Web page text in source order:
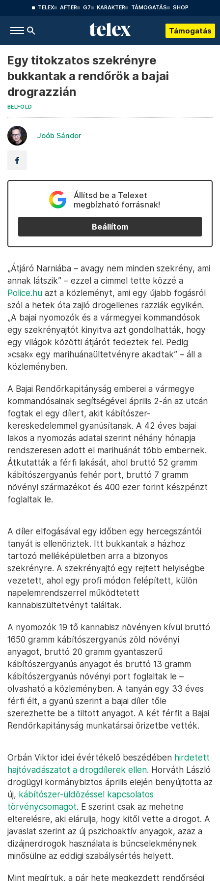
TELEX AFTER G7 KARAKTER TÁMOGATÁS SHOP
Támogatás
Egy titokzatos szekrényre
bukkantak a rendőrök a bajai
drograzzián
BELFÖLD
Joób Sándor
Állítsd be a Telexet
megbízható forrásnak!
Beállítom
„Átjáró Narniába – avagy nem minden szekrény, ami
annak látszik” – ezzel a címmel tette közzé a
Police.hu azt a közleményt, ami egy újabb fogásról
szól a hetek óta zajló drogellenes razziák egyikén.
„A bajai nyomozók és a vármegyei kommandósok
egy szekrényajtót kinyitva azt gondolhatták, hogy
egy világok közötti átjárót fedeztek fel. Pedig
»csak« egy marihuánaültetvényre akadtak” – áll a
közleményben.
A Bajai Rendőrkapitányság emberei a vármegye
kommandósainak segítségével április 2-án az utcán
fogtak el egy dílert, akit kábítószer-
kereskedelemmel gyanúsítanak. A 42 éves bajai
lakos a nyomozás adatai szerint néhány hónapja
rendszeresen adott el marihuánát több embernek.
Átkutatták a férfi lakását, ahol bruttó 52 gramm
kábítószergyanús fehér port, bruttó 7 gramm
növényi származékot és 400 ezer forint készpénzt
foglaltak le.
A díler elfogásával egy időben egy hercegszántói
tanyát is ellenőriztek. Itt bukkantak a házhoz
tartozó melléképületben arra a bizonyos
szekrényre. A szekrényajtó egy rejtett helyiségbe
vezetett, ahol egy profi módon felépített, külön
napelemrendszerrel működtetett
kannabiszültetvényt találtak.
A nyomozók 19 tő kannabisz növényen kívül bruttó
1650 gramm kábítószergyanús zöld növényi
anyagot, bruttó 20 gramm gyantaszerű
kábítószergyanús anyagot és bruttó 13 gramm
kábítószergyanús növényi port foglaltak le –
olvasható a közleményben. A tanyán egy 33 éves
férfi élt, a gyanú szerint a bajai díler tőle
szerezhette be a tiltott anyagot. A két férfit a Bajai
Rendőrkapitányság munkatársai őrizetbe vették.
Orbán Viktor idei évértékelő beszédében hirdetett
hajtóvadászatot a drogdílerek ellen. Horváth László
drogügyi kormánybiztos április elején benyújtotta az
új, kábítószer-üldözéssel kapcsolatos
törvénycsomagot. E szerint csak az mehetne
elterelésre, aki elárulja, hogy kitől vette a drogot. A
javaslat szerint az új pszichoaktív anyagok, azaz a
dizájnerdrogok használata is bűncselekménynek
minősülne az eddigi szabálysértés helyett.
Mint megírtuk, a pár hete megkezdett rendőrségi